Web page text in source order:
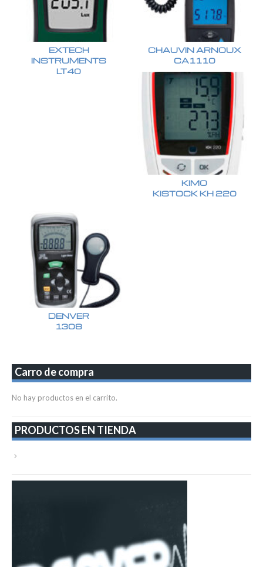
EXTECH
INSTRUMENTS
LT40
CHAUVIN ARNOUX
CA1110
KIMO
KISTOCK KH 220
DENVER
1308
Carro de compra
No hay productos en el carrito.
PRODUCTOS EN TIENDA